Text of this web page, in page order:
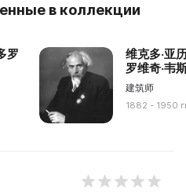
в коллекции
罗
维克多·亚
罗维奇·韦
建筑师
1882 - 1950